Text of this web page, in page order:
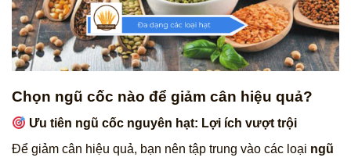
Chọn ngũ cốc nào để giảm cân hiệu quả?
Ưu tiên ngũ cốc nguyên hạt: Lợi ích vượt trội
Để giảm cân hiệu quả, bạn nên tập trung vào các loại ngũ